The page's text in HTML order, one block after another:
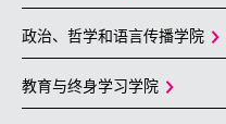
政治、哲学和语言传播学院
教育与终身学习学院